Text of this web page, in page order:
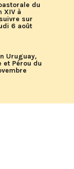
du
XIV à
sur
6 août
Uruguay,
et Pérou du